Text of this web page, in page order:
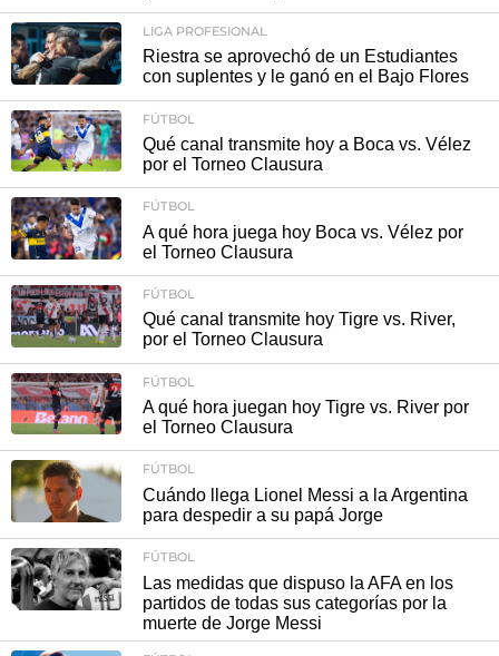
LIGA PROFESIONAL
Riestra se aprovechó de un Estudiantes
con suplentes y le ganó en el Bajo Flores
FÚTBOL
Qué canal transmite hoy a Boca vs. Vélez
por el Torneo Clausura
FÚTBOL
A qué hora juega hoy Boca vs. Vélez por
el Torneo Clausura
FÚTBOL
Qué canal transmite hoy Tigre vs. River,
por el Torneo Clausura
FÚTBOL
A qué hora juegan hoy Tigre vs. River por
el Torneo Clausura
FÚTBOL
Cuándo llega Lionel Messi a la Argentina
para despedir a su papá Jorge
FÚTBOL
Las medidas que dispuso la AFA en los
partidos de todas sus categorías por la
muerte de Jorge Messi